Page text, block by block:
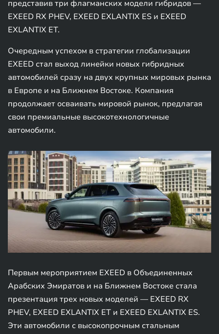
представив три флагманских модели гибридов —
EXEED RX PHEV, EXEED EXLANTIX ES и EXEED
EXLANTIX ET.
Очередным успехом в стратегии глобализации
EXEED стал выход линейки новых гибридных
автомобилей сразу на двух крупных мировых рынка
в Европе и на Ближнем Востоке. Компания
продолжает осваивать мировой рынок, предлагая
свои премиальные высокотехнологичные
автомобили.
Первым мероприятием EXEED в Объединенных
Арабских Эмиратов и на Ближнем Востоке стала
презентация трех новых моделей — EXEED RX
PHEV, EXEED EXLANTIX ET и EXEED EXLANTIX ES.
Эти автомобили с высокопрочным стальным